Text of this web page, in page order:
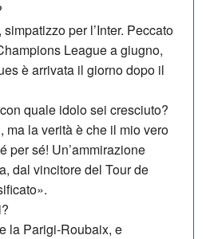
per l’Inter. Peccato
League a giugno,
è arrivata il giorno dopo il
quale idolo sei cresciuto?
ma la verità è che il mio vero
per sé! Un’ammirazione
dal vincitore del Tour de
la Parigi-Rou­baix, e